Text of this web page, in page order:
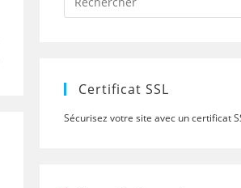
Certificat SSL
Sécurisez votre site avec un certificat